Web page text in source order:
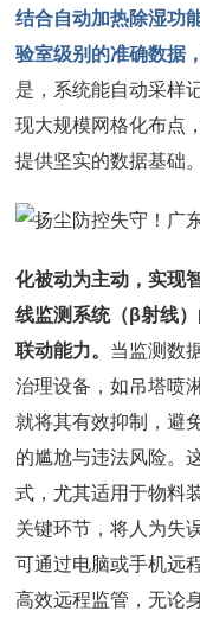
结合自动加热除湿功
验室级别的准确数据
是，系统能自动采样
现大规模网格化布点
提供坚实的数据基础。
化被动为主动，实现
线监测系统（β射线
联动能力。 当监测数
治理设备，如吊塔喷
就将其有效抑制，避
的尴尬与违法风险。
式，尤其适用于物料
关键环节，将人为失
可通过电脑或手机远
高效远程监管，无论